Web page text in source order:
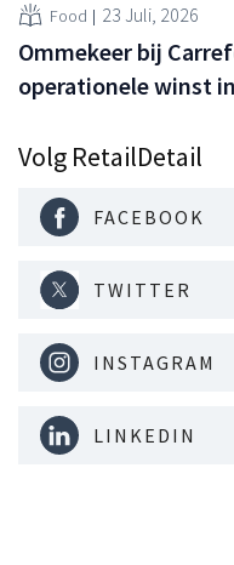
Food 23 Juli, 2026
Ommekeer bij
operationele winst
Volg RetailDetail
FACEBOOK
TWITTER
INSTAGRAM
LINKEDIN